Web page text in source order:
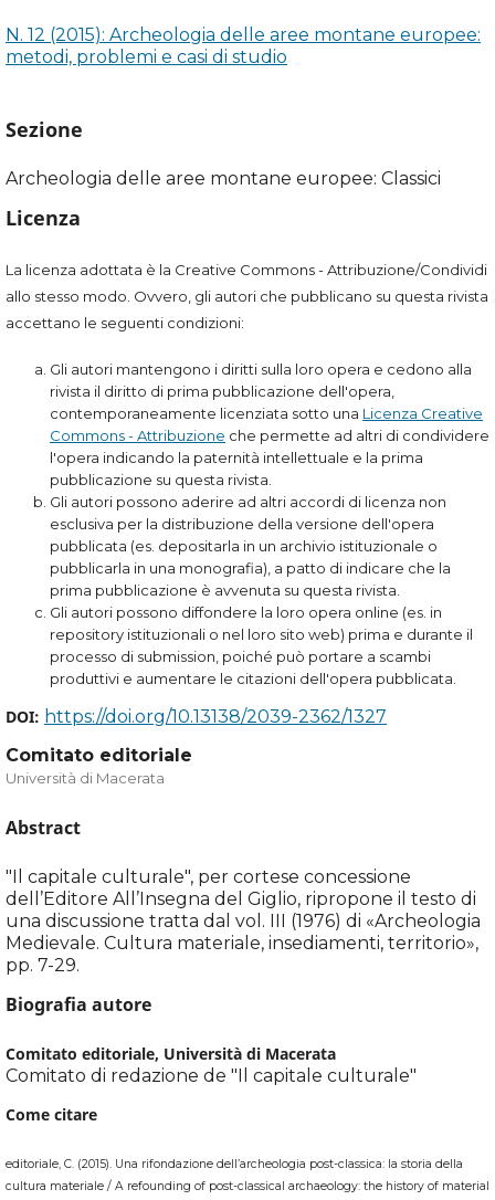
N. 12 (2015): Archeologia delle aree montane europee:
metodi, problemi e casi di studio
Sezione
Archeologia delle aree montane europee: Classici
Licenza
La licenza adottata è la Creative Commons - Attribuzione/Condividi
allo stesso modo. Ovvero, gli autori che pubblicano su questa rivista
accettano le seguenti condizioni:
Gli autori mantengono i diritti sulla loro opera e cedono alla
rivista il diritto di prima pubblicazione dell'opera,
contemporaneamente licenziata sotto una Licenza Creative
Commons - Attribuzione che permette ad altri di condividere
l'opera indicando la paternità intellettuale e la prima
pubblicazione su questa rivista.
Gli autori possono aderire ad altri accordi di licenza non
esclusiva per la distribuzione della versione dell'opera
pubblicata (es. depositarla in un archivio istituzionale o
pubblicarla in una monografia), a patto di indicare che la
prima pubblicazione è avvenuta su questa rivista.
Gli autori possono diffondere la loro opera online (es. in
repository istituzionali o nel loro sito web) prima e durante il
processo di submission, poiché può portare a scambi
produttivi e aumentare le citazioni dell'opera pubblicata.
DOI: https://doi.org/10.13138/2039-2362/1327
Comitato editoriale
Università di Macerata
Abstract
"Il capitale culturale", per cortese concessione
dell’Editore All’Insegna del Giglio, ripropone il testo di
una discussione tratta dal vol. III (1976) di «Archeologia
Medievale. Cultura materiale, insediamenti, territorio»,
pp. 7-29.
Biografia autore
Comitato editoriale, Università di Macerata
Comitato di redazione de "Il capitale culturale"
Come citare
editoriale, C. (2015). Una rifondazione dell’archeologia post-classica: la storia della
cultura materiale / A refounding of post-classical archaeology: the history of material